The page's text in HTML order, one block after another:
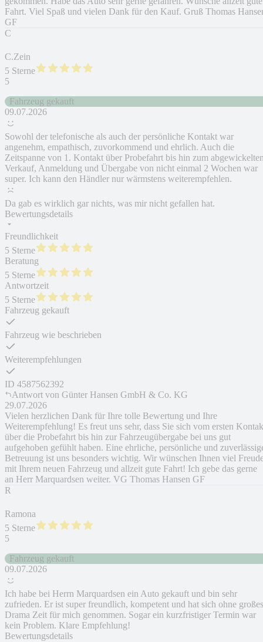
Fahrt. Viel Spaß und vielen Dank für den Kauf. Gruß Thomas
GF
C
C.Zein
5 Sterne
5
Fahrzeug gekauft
09.07.2026
Sowohl der telefonische als auch der persönliche Kontakt war
angenehm, empathisch, zuvorkommend und ehrlich. Auch die
Zeitspanne von 1. Kontakt über Probefahrt bis hin zum
Verkauf, Anmeldung und Übergabe von nicht einmal 2 Wochen war
super. Ich kann den Händler nur wärmstens weiterempfehlen.
Da gab es wirklich gar nichts, was mir nicht gefallen hat.
Bewertungsdetails
Freundlichkeit
5 Sterne
Beratung
5 Sterne
Antwortzeit
5 Sterne
Fahrzeug gekauft
Fahrzeug wie beschrieben
Weiterempfehlungen
ID 4587562392
Antwort von Günter Hansen GmbH & Co. KG
29.07.2026
Vielen herzlichen Dank für Ihre tolle Bewertung und Ihre
Weiterempfehlung! Es freut uns sehr, dass Sie sich vom ersten
über die Probefahrt bis hin zur Fahrzeugübergabe bei uns gut
aufgehoben gefühlt haben. Eine ehrliche, persönliche und
Betreuung ist uns besonders wichtig. Wir wünschen Ihnen viel
mit Ihrem neuen Fahrzeug und allzeit gute Fahrt! Ich gebe das gerne
an Herr Marquardsen weiter. VG Thomas Hansen GF
R
Ramona
5 Sterne
5
Fahrzeug gekauft
09.07.2026
Ich habe bei Herrn Marquardsen ein Auto gekauft und bin sehr
zufrieden. Er ist super freundlich, kompetent und hat sich ohne großes
Drama Zeit für mich genommen. Sogar ein kurzfristiger Termin war
kein Problem. Klare Empfehlung!
Bewertungsdetails